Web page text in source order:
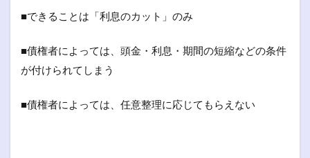
■できることは「利息のカット」のみ
■債権者によっては、頭金・利息・期間の短縮などの条件
が付けられてしまう
■債権者によっては、任意整理に応じてもらえない